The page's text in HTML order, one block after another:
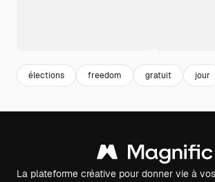
élections freedom gratuit jour
La plateforme créative pour donner vie à